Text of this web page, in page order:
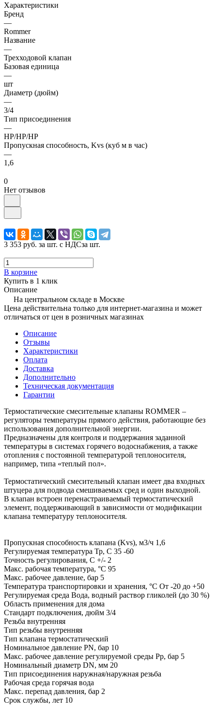
Характеристики
Бренд
—
Rommer
Название
—
Трехходовой клапан
Базовая единица
—
шт
Диаметр (дюйм)
—
3/4
Тип присоединения
—
НР/НР/НР
Пропускная способность, Kvs (куб м в час)
—
1,6
0
Нет отзывов
3 353 руб. за шт. с НДСза шт.
В корзине
Купить в 1 клик
Описание
На центральном складе в Москве
Цена действительна только для интернет-магазина и может
отличаться от цен в розничных магазинах
Описание
Отзывы
Характеристики
Оплата
Доставка
Дополнительно
Техническая документация
Гарантии
Термостатические смесительные клапаны ROMMER –
регуляторы температуры прямого действия, работающие без
использования дополнительной энергии.
Предназначены для контроля и поддержания заданной
температуры в системах горячего водоснабжения, а также
отопления с постоянной температурой теплоносителя,
например, типа «теплый пол».
Термостатический смесительный клапан имеет два входных
штуцера для подвода смешиваемых сред и один выходной.
В клапан встроен перенастраиваемый термостатический
элемент, поддерживающий в зависимости от модификации
клапана температуру теплоносителя.
Пропускная способность клапана (Kvs), м3/ч 1,6
Регулируемая температура Тр, С 35 -60
Точность регулирования, С +/- 2
Макс. рабочая температура, °С 95
Макс. рабочее давление, бар 5
Температура транспортировки и хранения, °С От -20 до +50
Регулируемая среда Вода, водный раствор гликолей (до 30 %)
Область применения для дома
Стандарт подключения, дюйм 3/4
Резьба внутренняя
Тип резьбы внутренняя
Тип клапана термостатический
Номинальное давление PN, бар 10
Макс. рабочее давление регулируемой среды Рр, бар 5
Номинальный диаметр DN, мм 20
Тип присоединения наружная/наружная резьба
Рабочая среда горячая вода
Макс. перепад давления, бар 2
Срок службы, лет 10